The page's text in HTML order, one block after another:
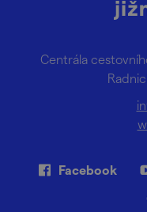
Centrála
Facebook